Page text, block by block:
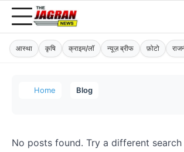
आस्था कृषि क्राइम/लॉ न्यूज़ ब्रीफ फ़ोटो
Home Blog
No posts found. Try a different